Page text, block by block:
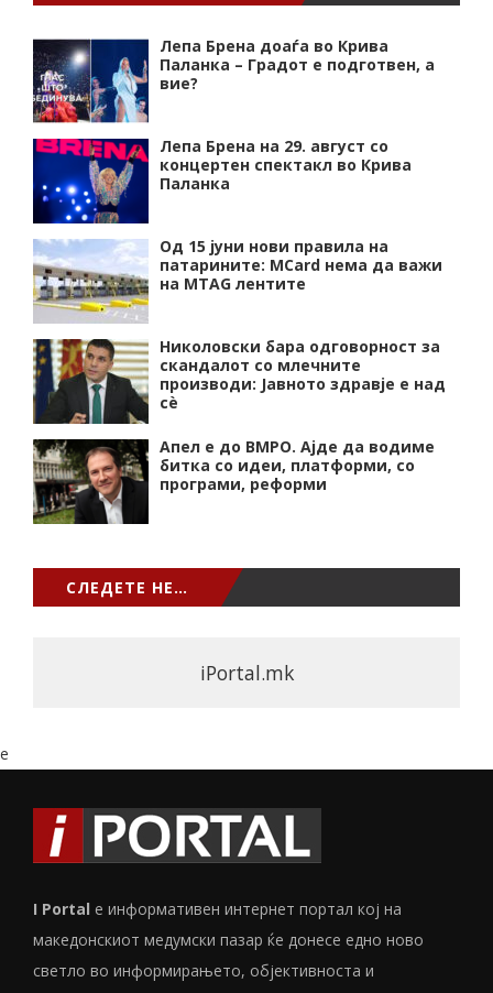
Лепа Брена доаѓа во Крива
Паланка – Градот е подготвен, а
вие?
Лепа Брена на 29. август со
концертен спектакл во Крива
Паланка
Од 15 јуни нови правила на
патарините: MCard нема да важи
на MTAG лентите
Николовски бара одговорност за
скандалот со млечните
производи: Јавното здравје е над
сѐ
Апел е до ВМРО. Ајде да водиме
битка со идеи, платформи, со
програми, реформи
СЛЕДЕТЕ НЕ…
iPortal.mk
e
I Portal е информативен интернет портал кој на
македонскиот медумски пазар ќе донесе едно ново
светло во информирањето, објективноста и